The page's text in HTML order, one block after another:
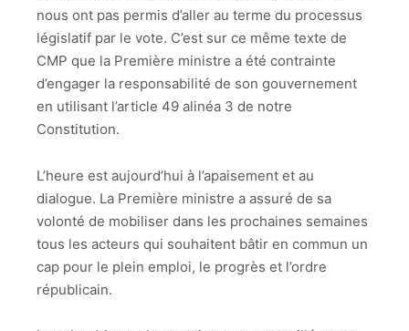
nous ont pas permis d’aller au terme du processus
législatif par le vote. C’est sur ce même texte de
CMP que la Première ministre a été contrainte
d’engager la responsabilité de son gouvernement
en utilisant l’article 49 alinéa 3 de notre
Constitution.
L’heure est aujourd’hui à l’apaisement et au
dialogue. La Première ministre a assuré de sa
volonté de mobiliser dans les prochaines semaines
tous les acteurs qui souhaitent bâtir en commun un
cap pour le plein emploi, le progrès et l’ordre
républicain.